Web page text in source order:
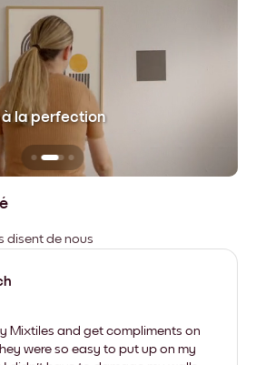
à la perfection
disent de nous
Mixtiles and get compliments on
were so easy to put up on my